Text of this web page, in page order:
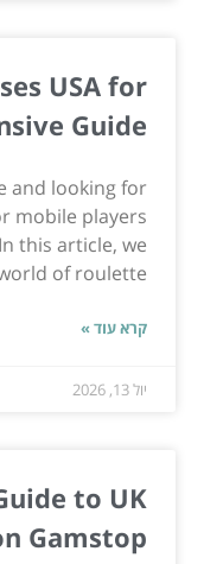
USA for
Guide
and looking for
mobile players
this article, we
of roulette...
קרא עוד »
יול 13, 2026
to UK
Gamstop